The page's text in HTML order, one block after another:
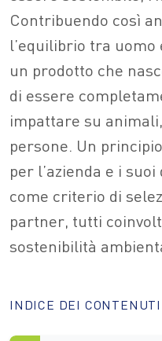
Contribuendo così
l’equilibrio tra
un prodotto che
di essere
impattare su
persone. Un
per l’azienda e i
come criterio di
partner, tutti
sostenibilità
INDICE DEI CONTENUTI